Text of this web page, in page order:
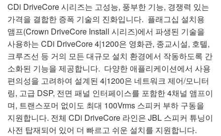
CDi DriveCore 시리즈는 고성능, 풍부한 기능, 경쟁력 있는
가격을 결합한 증폭 기술의 진화입니다. 플래그십 설치용
앰프(Crown DriveCore Install 시리즈)에서 파생된 기술을
사용하는 CDi DriveCore 4|1200은 영화관, 종교시설, 호텔,
크루즈선 등 거의 모든 대규모 설치 환경에서 작동하도록 간
소화된 기능을 제공합니다. 다양한 애플리케이션에서 사용
편의성을 고려하여 설계된 4|1200은 네트워크 제어/모니터
링, 고급 DSP, 전면 패널 인터페이스를 포함한 4채널 앰프이
며, 트랜스포머 없이도 최대 100Vrms 스피커 부하 구동을
지원합니다. 전체 CDi DriveCore 라인은 JBL 스피커 튜닝이
사전 탑재되어 있어 더 빠르고 쉬운 설치를 지원합니다.